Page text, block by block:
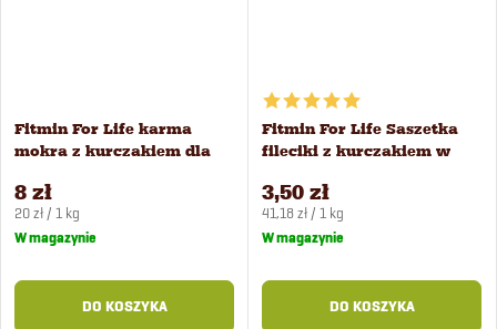
Fitmin For Life karma
mokra z kurczakiem dla
8 zł
Cena
jednostkowa:
20 zł / 1 kg
W magazynie
DO KOSZYKA
Fitmin For Life Saszetka
fileciki z kurczakiem w
3,50 zł
Cena
jednostkowa:
41,18 zł / 1 kg
W magazynie
DO KOSZYKA